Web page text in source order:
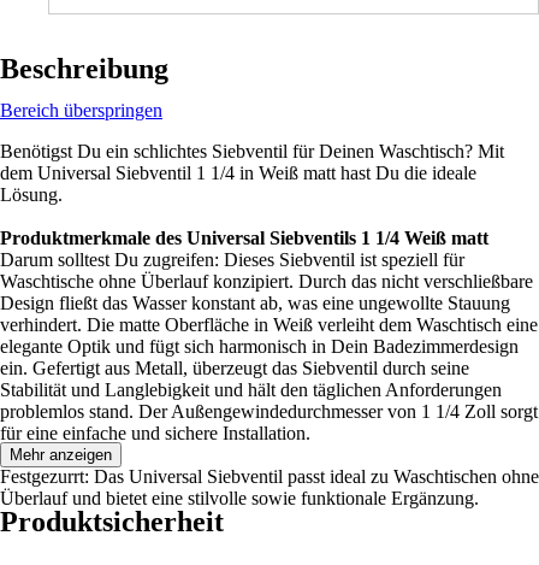
Beschreibung
Bereich überspringen
Benötigst Du ein schlichtes Siebventil für Deinen Waschtisch? Mit
dem Universal Siebventil 1 1/4 in Weiß matt hast Du die ideale
Lösung.
Produktmerkmale des Universal Siebventils 1 1/4 Weiß matt
Darum solltest Du zugreifen: Dieses Siebventil ist speziell für
Waschtische ohne Überlauf konzipiert. Durch das nicht verschließbare
Design fließt das Wasser konstant ab, was eine ungewollte Stauung
verhindert. Die matte Oberfläche in Weiß verleiht dem Waschtisch eine
elegante Optik und fügt sich harmonisch in Dein Badezimmerdesign
ein. Gefertigt aus Metall, überzeugt das Siebventil durch seine
Stabilität und Langlebigkeit und hält den täglichen Anforderungen
problemlos stand. Der Außengewindedurchmesser von 1 1/4 Zoll sorgt
für eine einfache und sichere Installation.
Festgezurrt: Das Universal Siebventil passt ideal zu Waschtischen ohne
Überlauf und bietet eine stilvolle sowie funktionale Ergänzung.
Mehr anzeigen
Produktsicherheit